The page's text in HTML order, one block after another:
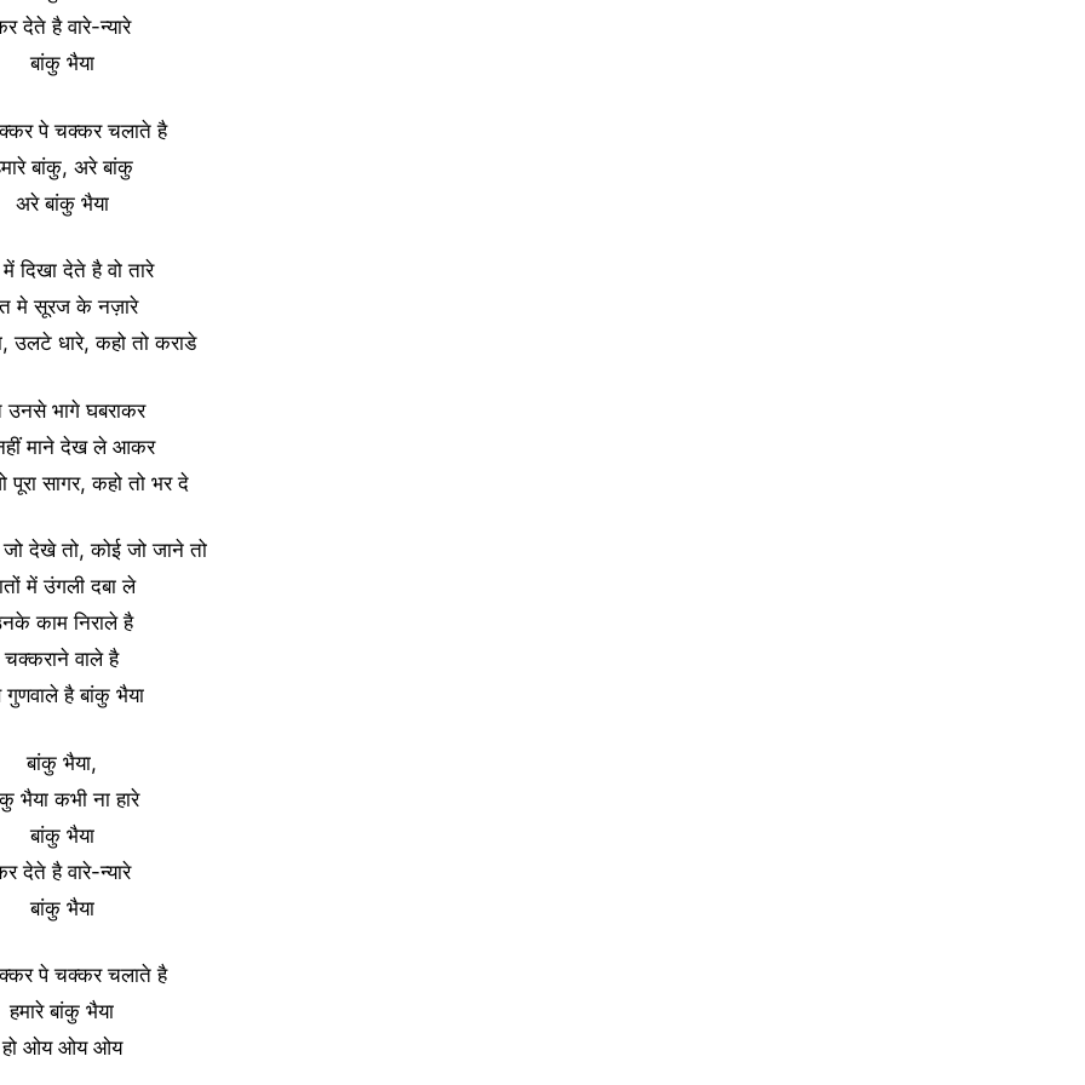
देते है वारे-न्यारे
बांकु भैया
पे चक्कर चलाते है
बांकु, अरे बांकु
अरे बांकु भैया
दिखा देते है वो तारे
मे सूरज के नज़ारे
उलटे धारे, कहो तो कराडे
उनसे भागे घबराकर
माने देख ले आकर
पूरा सागर, कहो तो भर दे
देखे तो, कोई जो जाने तो
में उंगली दबा ले
काम निराले है
चक्कराने वाले है
गुणवाले है बांकु भैया
बांकु भैया,
भैया कभी ना हारे
बांकु भैया
देते है वारे-न्यारे
बांकु भैया
पे चक्कर चलाते है
हमारे बांकु भैया
हो ओय ओय ओय